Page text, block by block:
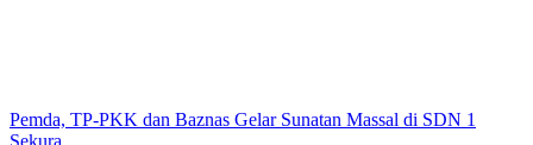
Pemda, TP-PKK dan Baznas Gelar Sunatan Massal di SDN 1
Sekura